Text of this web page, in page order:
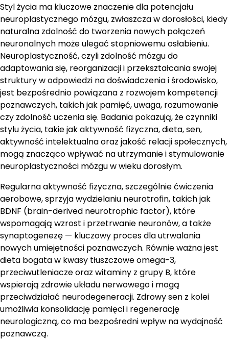
Styl życia ma kluczowe znaczenie dla potencjału
neuroplastycznego mózgu, zwłaszcza w dorosłości, kiedy
naturalna zdolność do tworzenia nowych połączeń
neuronalnych może ulegać stopniowemu osłabieniu.
Neuroplastyczność, czyli zdolność mózgu do
adaptowania się, reorganizacji i przekształcania swojej
struktury w odpowiedzi na doświadczenia i środowisko,
jest bezpośrednio powiązana z rozwojem kompetencji
poznawczych, takich jak pamięć, uwaga, rozumowanie
czy zdolność uczenia się. Badania pokazują, że czynniki
stylu życia, takie jak aktywność fizyczna, dieta, sen,
aktywność intelektualna oraz jakość relacji społecznych,
mogą znacząco wpływać na utrzymanie i stymulowanie
neuroplastyczności mózgu w wieku dorosłym.
Regularna aktywność fizyczna, szczególnie ćwiczenia
aerobowe, sprzyja wydzielaniu neurotrofin, takich jak
BDNF (brain-derived neurotrophic factor), które
wspomagają wzrost i przetrwanie neuronów, a także
synaptogenezę — kluczowy proces dla utrwalania
nowych umiejętności poznawczych. Równie ważna jest
dieta bogata w kwasy tłuszczowe omega-3,
przeciwutleniacze oraz witaminy z grupy B, które
wspierają zdrowie układu nerwowego i mogą
przeciwdziałać neurodegeneracji. Zdrowy sen z kolei
umożliwia konsolidację pamięci i regenerację
neurologiczną, co ma bezpośredni wpływ na wydajność
poznawczą.